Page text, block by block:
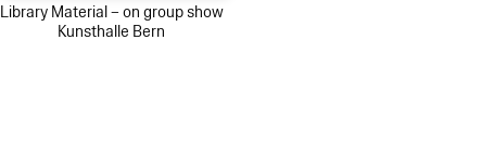
Library Material – on group show
Kunsthalle Bern